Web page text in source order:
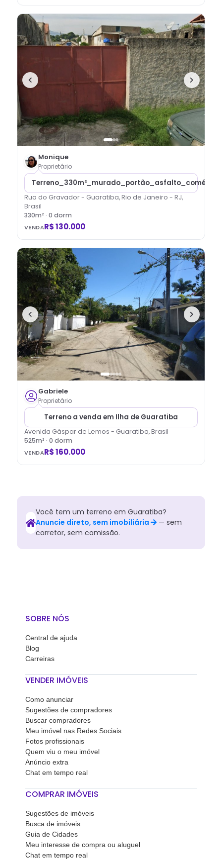
Monique
Proprietário
Terreno_330m²_murado_portão_asfalto_comércio
Rua do Gravador - Guaratiba, Rio de Janeiro - RJ,
Brasil
330m² · 0 dorm
VENDAR$ 130.000
Gabriele
Proprietário
Terreno a venda em Ilha de Guaratiba
Avenida Gáspar de Lemos - Guaratiba, Brasil
525m² · 0 dorm
VENDAR$ 160.000
Você tem um terreno em Guaratiba?
Anuncie direto, sem imobiliária
— sem
corretor, sem comissão.
SOBRE NÓS
Central de ajuda
Blog
Carreiras
VENDER IMÓVEIS
Como anunciar
Sugestões de compradores
Buscar compradores
Meu imóvel nas Redes Sociais
Fotos profissionais
Quem viu o meu imóvel
Anúncio extra
Chat em tempo real
COMPRAR IMÓVEIS
Sugestões de imóveis
Busca de imóveis
Guia de Cidades
Meu interesse de compra ou aluguel
Chat em tempo real